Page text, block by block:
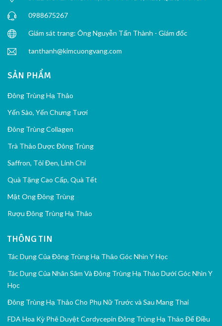
0988675267
Giám sát trang: Ông Nguyễn Tấn Thành - Giám đốc
tanthanh@kimcuongvang.com
SẢN PHẨM
Đông Trùng Hạ Thảo
Yến Sào, Yến Chưng Tươi
Đông Trùng Collagen
Trà Thảo Dược Đông Trùng
Saffron, Tỏi Đen, Linh Chi
Quà Tặng Cao Cấp, Quà Tết
Mật Ong Đông Trùng
Rượu Đông Trùng Hạ Thảo
THÔNG TIN
Tác Dụng Của Đông Trùng Hạ Thảo Góc Nhìn Y Học
Tác Dụng Của Nhân Sâm Và Đông Trùng Hạ Thảo Dưới Góc Nhìn Y
Học
Đông Trùng Hạ Thảo Cho Phụ Nữ Trước và Sau Mang Thai
FDA Hoa Kỳ Phê Duyệt Cordycepin Đông Trùng Hạ Thảo Để Điều